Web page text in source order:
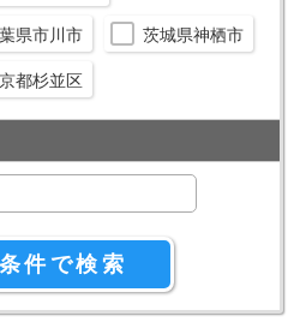
県市川市 茨城県神栖市
都杉並区